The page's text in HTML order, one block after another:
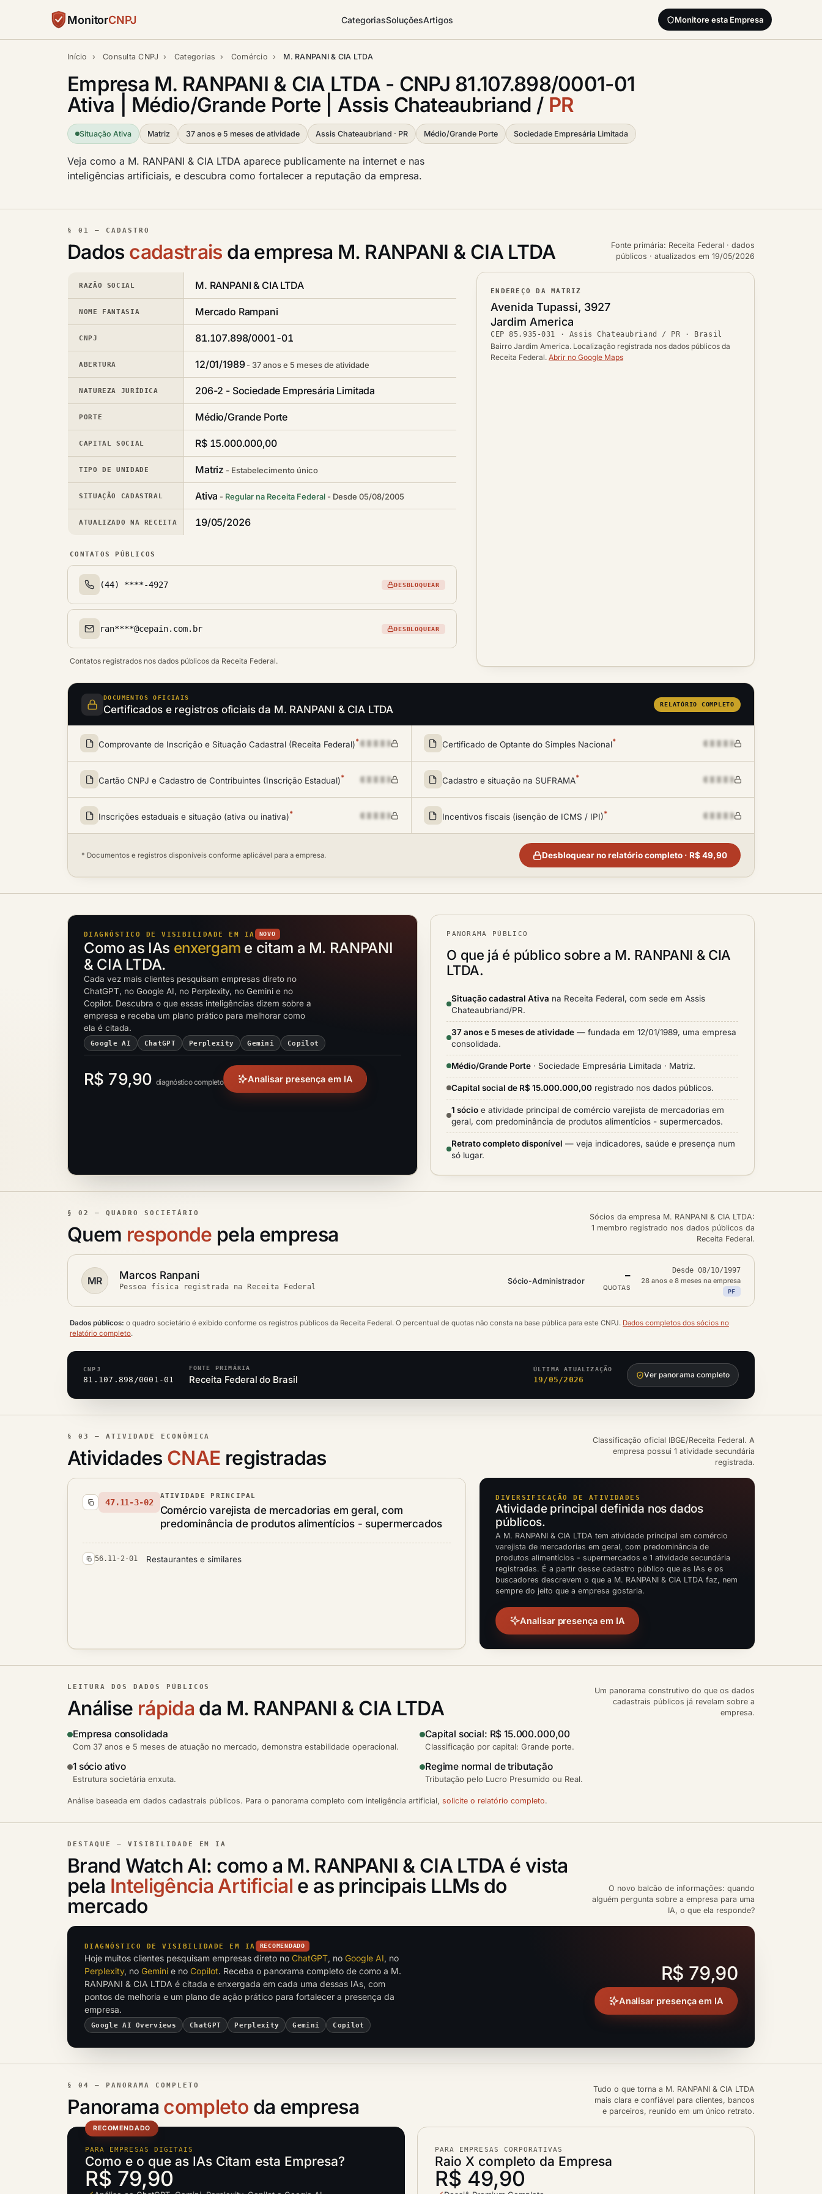
MonitorCNPJ CategoriasSoluçõesArtigos Monitore esta Empresa
Início › Consulta CNPJ › Categorias › Comércio › M. RANPANI & CIA LTDA
Empresa M. RANPANI & CIA LTDA - CNPJ 81.107.898/0001-01
Ativa | Médio/Grande Porte | Assis Chateaubriand / PR
Situação Ativa Matriz 37 anos e 5 meses de atividade Assis Chateaubriand · PR Médio/Grande Porte Sociedade Empresária Limitada
Veja como a M. RANPANI & CIA LTDA aparece publicamente na internet e nas
inteligências artificiais, e descubra como fortalecer a reputação da empresa.
§ 01 — CADASTRO
Dados cadastrais da empresa M. RANPANI & CIA LTDA
Fonte primária: Receita Federal · dados
públicos · atualizados em 19/05/2026
RAZÃO SOCIAL M. RANPANI & CIA LTDA
NOME FANTASIA Mercado Rampani
CNPJ 81.107.898/0001-01
ABERTURA 12/01/1989 37 anos e 5 meses de atividade
NATUREZA JURÍDICA 206-2 - Sociedade Empresária Limitada
PORTE Médio/Grande Porte
CAPITAL SOCIAL R$ 15.000.000,00
TIPO DE UNIDADE Matriz Estabelecimento único
SITUAÇÃO CADASTRAL Ativa Regular na Receita Federal Desde 05/08/2005
ATUALIZADO NA RECEITA 19/05/2026
CONTATOS PÚBLICOS
Telefone(s)
(44) ****-4927 DESBLOQUEAR
Email(s)
ran****@cepain.com.br DESBLOQUEAR
Contatos registrados nos dados públicos da Receita Federal.
ENDEREÇO DA MATRIZ
Logradouro
Avenida Tupassi, 3927
Bairro
Jardim America
CEP
CEP85.935-031 ·
Cidade / UF
Assis Chateaubriand / PR · Brasil
Ver localização no mapa
Bairro Jardim America. Localização registrada nos dados públicos da
Receita Federal. Abrir no Google Maps
DOCUMENTOS OFICIAIS
Certificados e registros oficiais da M. RANPANI & CIA LTDA RELATÓRIO COMPLETO
Comprovante de Inscrição e Situação Cadastral (Receita Federal)* Certificado de Optante do Simples Nacional*
Cartão CNPJ e Cadastro de Contribuintes (Inscrição Estadual)* Cadastro e situação na SUFRAMA*
Inscrições estaduais e situação (ativa ou inativa)* Incentivos fiscais (isenção de ICMS / IPI)*
* Documentos e registros disponíveis conforme aplicável para a empresa. Desbloquear no relatório completo · R$ 49,90
DIAGNÓSTICO DE VISIBILIDADE EM IA NOVO
Como as IAs enxergam e citam a M. RANPANI
& CIA LTDA.
Cada vez mais clientes pesquisam empresas direto no
ChatGPT, no Google AI, no Perplexity, no Gemini e no
Copilot. Descubra o que essas inteligências dizem sobre a
empresa e receba um plano prático para melhorar como
ela é citada.
Google AI ChatGPT Perplexity Gemini Copilot
R$ 79,90 diagnóstico completo Analisar presença em IA
PANORAMA PÚBLICO
O que já é público sobre a M. RANPANI & CIA
LTDA.
Situação cadastral Ativa na Receita Federal, com sede em Assis
Chateaubriand/PR.
37 anos e 5 meses de atividade — fundada em 12/01/1989, uma empresa
consolidada.
Médio/Grande Porte · Sociedade Empresária Limitada · Matriz.
Capital social de R$ 15.000.000,00 registrado nos dados públicos.
1 sócio e atividade principal de comércio varejista de mercadorias em
geral, com predominância de produtos alimentícios - supermercados.
Retrato completo disponível — veja indicadores, saúde e presença num
só lugar.
§ 02 — QUADRO SOCIETÁRIO
Quem responde pela empresa
Sócios da empresa M. RANPANI & CIA LTDA:
1 membro registrado nos dados públicos da
Receita Federal.
MR Marcos Ranpani
Pessoa física registrada na Receita Federal
Sócio-Administrador
—
QUOTAS
Desde 08/10/1997
28 anos e 8 meses na empresa
PF
Dados públicos: o quadro societário é exibido conforme os registros públicos da Receita Federal. O percentual de quotas não consta na base pública para este CNPJ. Dados completos dos sócios no
relatório completo.
CNPJ
81.107.898/0001-01
FONTE PRIMÁRIA
Receita Federal do Brasil
ÚLTIMA ATUALIZAÇÃO
19/05/2026 Ver panorama completo
§ 03 — ATIVIDADE ECONÔMICA
Atividades CNAE registradas
Classificação oficial IBGE/Receita Federal. A
empresa possui 1 atividade secundária
registrada.
47.11-3-02
ATIVIDADE PRINCIPAL
Comércio varejista de mercadorias em geral, com
predominância de produtos alimentícios - supermercados
56.11-2-01 Restaurantes e similares
DIVERSIFICAÇÃO DE ATIVIDADES
Atividade principal definida nos dados
públicos.
A M. RANPANI & CIA LTDA tem atividade principal em comércio
varejista de mercadorias em geral, com predominância de
produtos alimentícios - supermercados e 1 atividade secundária
registradas. É a partir desse cadastro público que as IAs e os
buscadores descrevem o que a M. RANPANI & CIA LTDA faz, nem
sempre do jeito que a empresa gostaria.
Analisar presença em IA
LEITURA DOS DADOS PÚBLICOS
Análise rápida da M. RANPANI & CIA LTDA
Um panorama construtivo do que os dados
cadastrais públicos já revelam sobre a
empresa.
Empresa consolidada
Com 37 anos e 5 meses de atuação no mercado, demonstra estabilidade operacional.
Capital social: R$ 15.000.000,00
Classificação por capital: Grande porte.
1 sócio ativo
Estrutura societária enxuta.
Regime normal de tributação
Tributação pelo Lucro Presumido ou Real.
Análise baseada em dados cadastrais públicos. Para o panorama completo com inteligência artificial, solicite o relatório completo.
DESTAQUE — VISIBILIDADE EM IA
Brand Watch AI: como a M. RANPANI & CIA LTDA é vista
pela Inteligência Artificial e as principais LLMs do
mercado
O novo balcão de informações: quando
alguém pergunta sobre a empresa para uma
IA, o que ela responde?
DIAGNÓSTICO DE VISIBILIDADE EM IA RECOMENDADO
Hoje muitos clientes pesquisam empresas direto no ChatGPT, no Google AI, no
Perplexity, no Gemini e no Copilot. Receba o panorama completo de como a M.
RANPANI & CIA LTDA é citada e enxergada em cada uma dessas IAs, com
pontos de melhoria e um plano de ação prático para fortalecer a presença da
empresa.
Google AI Overviews ChatGPT Perplexity Gemini Copilot
R$ 79,90
Analisar presença em IA
§ 04 — PANORAMA COMPLETO
Panorama completo da empresa
Tudo o que torna a M. RANPANI & CIA LTDA
mais clara e confiável para clientes, bancos
e parceiros, reunido em um único retrato.
RECOMENDADO
PARA EMPRESAS DIGITAIS
Como e o que as IAs Citam esta Empresa?
R$ 79,90
PARA EMPRESAS CORPORATIVAS
Raio X completo da Empresa
R$ 49,90